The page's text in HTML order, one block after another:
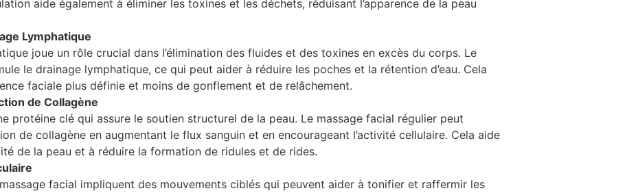
aide également à éliminer les toxines et les déchets, réduisant l’apparence de la peau
Lymphatique
joue un rôle crucial dans l’élimination des fluides et des toxines en excès du corps. Le
le drainage lymphatique, ce qui peut aider à réduire les poches et la rétention d’eau. Cela
faciale plus définie et moins de gonflement et de relâchement.
de Collagène
protéine clé qui assure le soutien structurel de la peau. Le massage facial régulier peut
de collagène en augmentant le flux sanguin et en encourageant l’activité cellulaire. Cela aide
de la peau et à réduire la formation de ridules et de rides.
facial impliquent des mouvements ciblés qui peuvent aider à tonifier et raffermir les